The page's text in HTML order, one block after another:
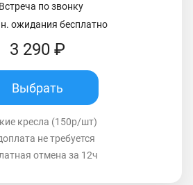
Встреча по звонку
ожидания бесплатно
3 290 ₽
Выбрать
кресла (150р/шт)
не требуется
отмена за 12ч